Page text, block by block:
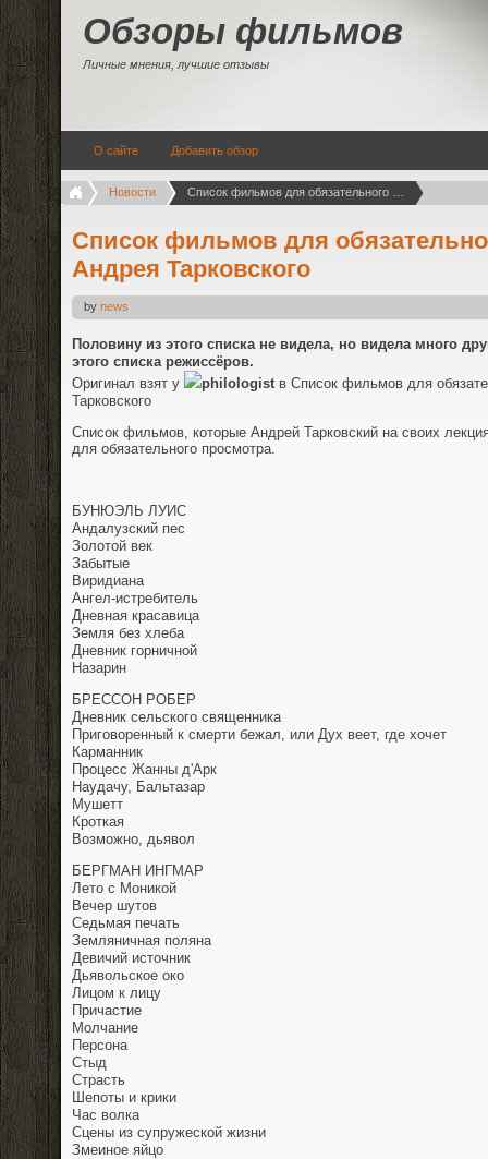
Обзоры фильмов
Личные мнения, лучшие отзывы
О сайте Добавить обзор
Новости
Список фильмов для
Андрея Тарковского
by news
Половину из этого списка не видела, но видела много
этого списка режиссёров.
Оригинал взят у
philologist в Список фильмов для
Тарковского
Список фильмов, которые Андрей Тарковский на своих
для обязательного просмотра.
БУНЮЭЛЬ ЛУИС
Андалузский пес
Золотой век
Забытые
Виридиана
Ангел-истребитель
Дневная красавица
Земля без хлеба
Дневник горничной
Назарин
БРЕССОН РОБЕР
Дневник сельского священника
Приговоренный к смерти бежал, или Дух веет, где хочет
Карманник
Процесс Жанны д'Арк
Наудачу, Бальтазар
Мушетт
Кроткая
Возможно, дьявол
БЕРГМАН ИНГМАР
Лето с Моникой
Вечер шутов
Седьмая печать
Земляничная поляна
Девичий источник
Дьявольское око
Лицом к лицу
Причастие
Молчание
Персона
Стыд
Страсть
Шепоты и крики
Час волка
Сцены из супружеской жизни
Змеиное яйцо